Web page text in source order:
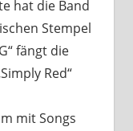
hat die Band
Stempel
fängt die
Red“
mit Songs